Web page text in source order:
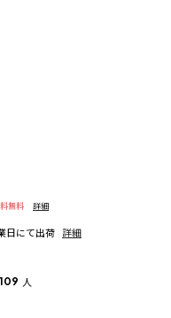
無料
詳細
日にて出荷 詳細
109 人